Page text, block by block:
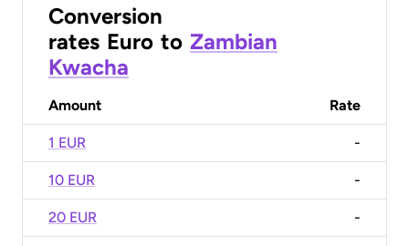
Conversion
rates Euro to Zambian
Kwacha
Amount Rate
1 EUR -
10 EUR -
20 EUR -